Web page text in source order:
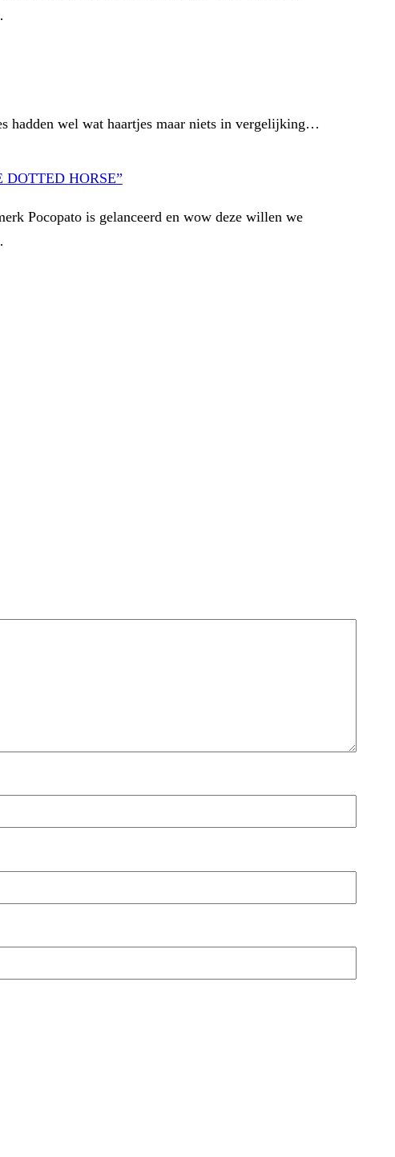
hadden wel wat haartjes maar niets in vergelijking…
HORSE”
Pocopato is gelanceerd en wow deze willen we